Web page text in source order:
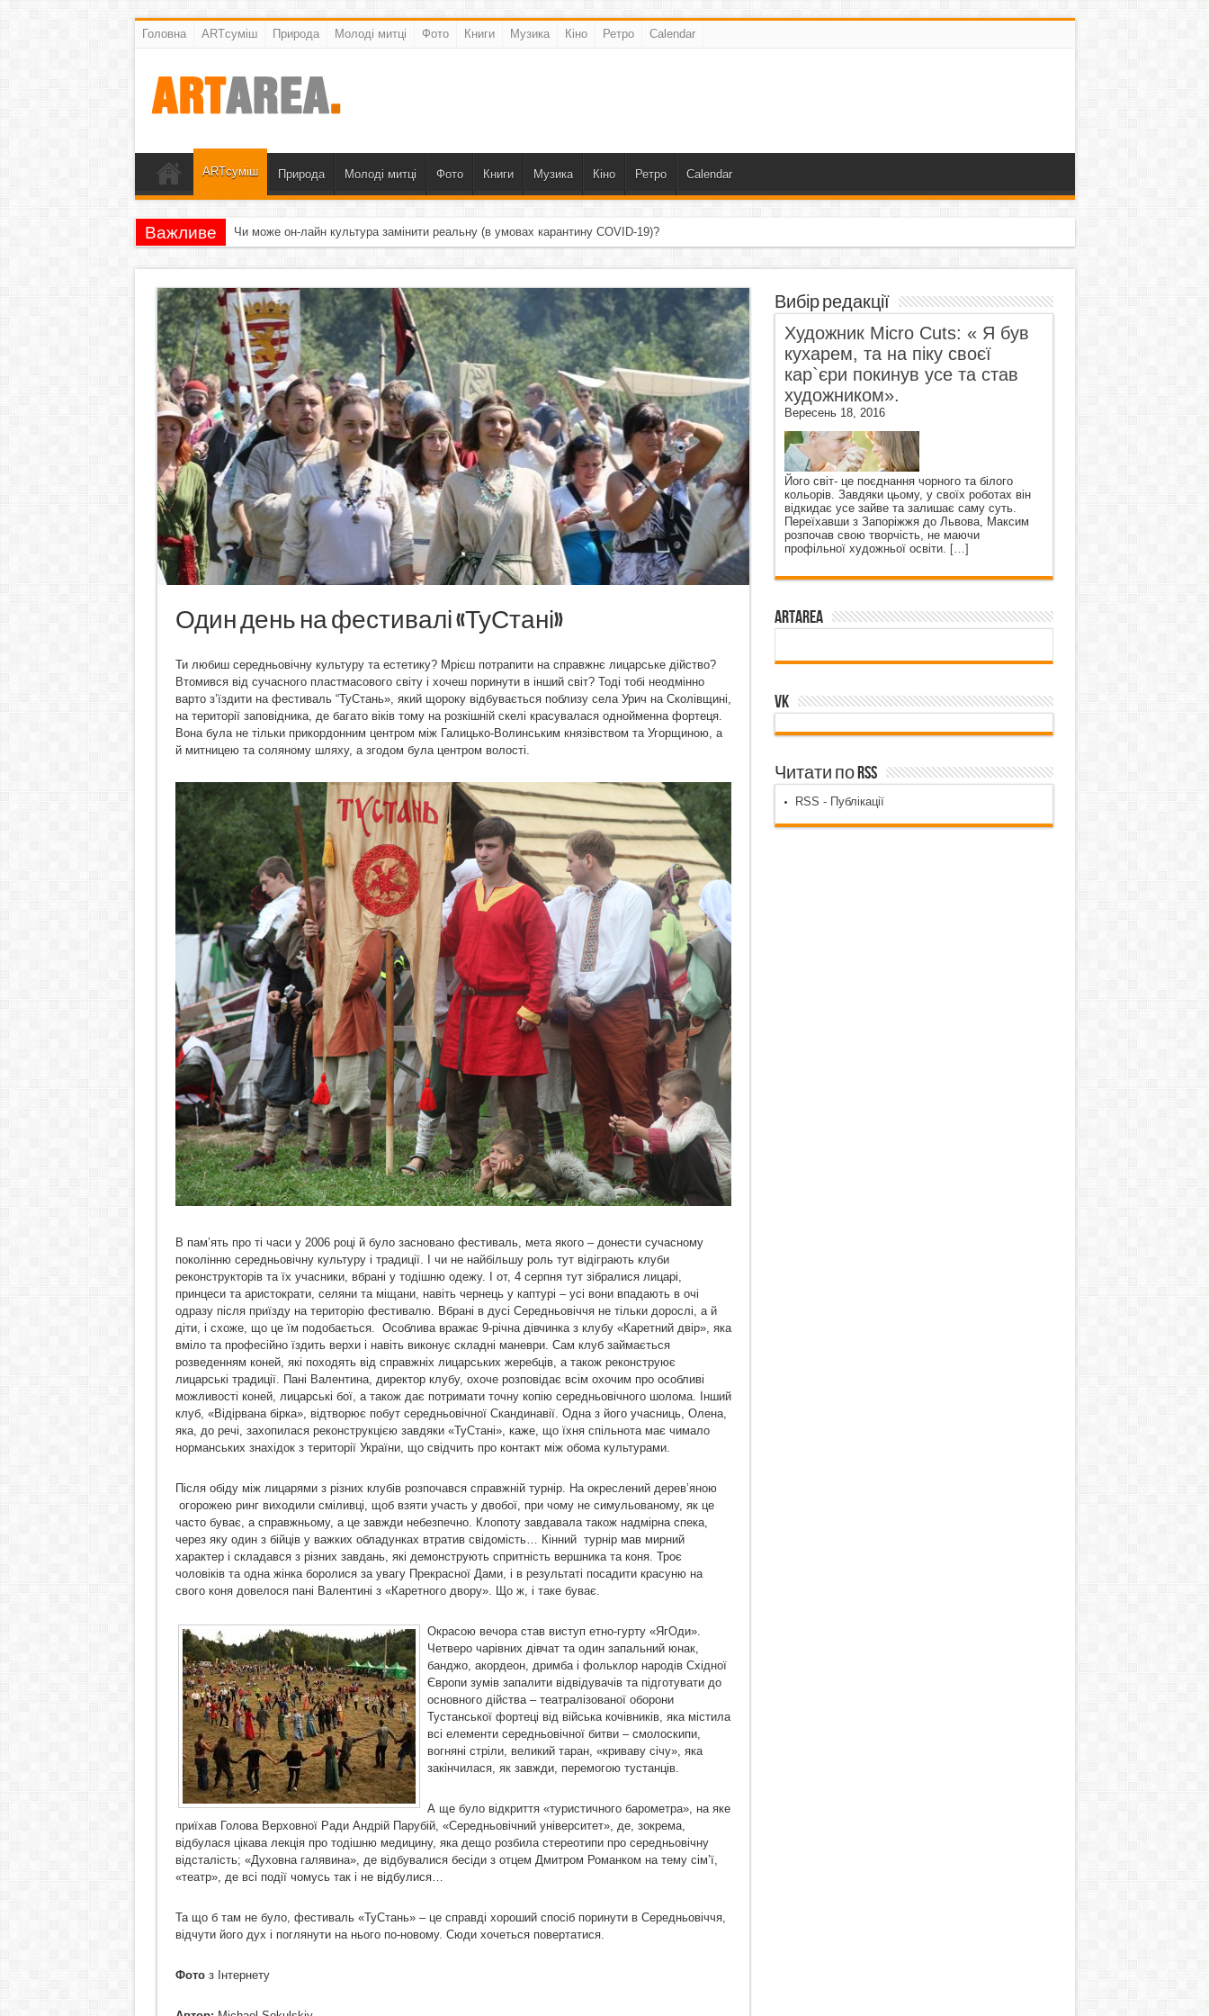
Головна ARTсуміш Природа Молоді митці Фото Книги Музика Кіно Ретро Calendar
ARTсуміш Природа Молоді митці Фото Книги Музика Кіно Ретро Calendar
Важливе Чи може он-лайн культура замінити реальну (в умовах карантину COVID-19)?
Один день на фестивалі «ТуСтані»
Ти любиш середньовічну культуру та естетику? Мрієш потрапити на справжнє лицарське дійство?
Втомився від сучасного пластмасового світу і хочеш поринути в інший світ? Тоді тобі неодмінно
варто з’їздити на фестиваль “ТуСтань», який щороку відбувається поблизу села Урич на Сколівщині,
на території заповідника, де багато віків тому на розкішній скелі красувалася однойменна фортеця.
Вона була не тільки прикордонним центром між Галицько-Волинським князівством та Угорщиною, а
й митницею та соляному шляху, а згодом була центром волості.
В пам’ять про ті часи у 2006 році й було засновано фестиваль, мета якого – донести сучасному
поколінню середньовічну культуру і традиції. І чи не найбільшу роль тут відіграють клуби
реконструкторів та їх учасники, вбрані у тодішню одежу. І от, 4 серпня тут зібралися лицарі,
принцеси та аристократи, селяни та міщани, навіть чернець у каптурі – усі вони впадають в очі
одразу після приїзду на територію фестивалю. Вбрані в дусі Середньовіччя не тільки дорослі, а й
діти, і схоже, що це їм подобається. Особлива вражає 9-річна дівчинка з клубу «Каретний двір», яка
вміло та професійно їздить верхи і навіть виконує складні маневри. Сам клуб займається
розведенням коней, які походять від справжніх лицарських жеребців, а також реконструює
лицарські традиції. Пані Валентина, директор клубу, охоче розповідає всім охочим про особливі
можливості коней, лицарські бої, а також дає потримати точну копію середньовічного шолома. Інший
клуб, «Відірвана бірка», відтворює побут середньовічної Скандинавії. Одна з його учасниць, Олена,
яка, до речі, захопилася реконструкцією завдяки «ТуСтані», каже, що їхня спільнота має чимало
норманських знахідок з території України, що свідчить про контакт між обома культурами.
Після обіду між лицарями з різних клубів розпочався справжній турнір. На окреслений дерев’яною
огорожею ринг виходили сміливці, щоб взяти участь у двобої, при чому не симульованому, як це
часто буває, а справжньому, а це завжди небезпечно. Клопоту завдавала також надмірна спека,
через яку один з бійців у важких обладунках втратив свідомість… Кінний турнір мав мирний
характер і складався з різних завдань, які демонструють спритність вершника та коня. Троє
чоловіків та одна жінка боролися за увагу Прекрасної Дами, і в результаті посадити красуню на
свого коня довелося пані Валентині з «Каретного двору». Що ж, і таке буває.
Окрасою вечора став виступ етно-гурту «ЯгОди».
Четверо чарівних дівчат та один запальний юнак,
банджо, акордеон, дримба і фольклор народів Східної
Європи зумів запалити відвідувачів та підготувати до
основного дійства – театралізованої оборони
Тустанської фортеці від війська кочівників, яка містила
всі елементи середньовічної битви – смолоскипи,
вогняні стріли, великий таран, «криваву січу», яка
закінчилася, як завжди, перемогою тустанців.
А ще було відкриття «туристичного барометра», на яке
приїхав Голова Верховної Ради Андрій Парубій, «Середньовічний університет», де, зокрема,
відбулася цікава лекція про тодішню медицину, яка дещо розбила стереотипи про середньовічну
відсталість; «Духовна галявина», де відбувалися бесіди з отцем Дмитром Романком на тему сім’ї,
«театр», де всі події чомусь так і не відбулися…
Та що б там не було, фестиваль «ТуСтань» – це справді хороший спосіб поринути в Середньовіччя,
відчути його дух і поглянути на нього по-новому. Сюди хочеться повертатися.
Фотоз Інтернету
Вибір редакції
Художник Micro Cuts: « Я був
кухарем, та на піку своєї
кар`єри покинув усе та став
художником».
Вересень 18, 2016
Його світ- це поєднання чорного та білого
кольорів. Завдяки цьому, у своїх роботах він
відкидає усе зайве та залишає саму суть.
Переїхавши з Запоріжжя до Львова, Максим
розпочав свою творчість, не маючи
профільної художньої освіти. […]
ArtArea
VK
Читати по RSS
RSS - Публікації